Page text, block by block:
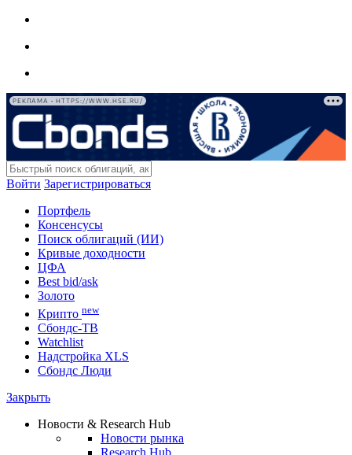
РЕКЛАМА • HTTPS://WWW.HSE.RU/
Войти Зарегистрироваться
Портфель
Консенсусы
Поиск облигаций (ИИ)
Кривые доходности
ЦФА
Best bid/ask
Золото
Крипто new
Сбондс-ТВ
Watchlist
Надстройка XLS
Сбондс Люди
Закрыть
Новости & Research Hub
Новости рынка
Research Hub